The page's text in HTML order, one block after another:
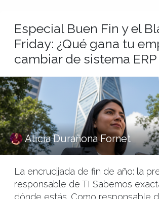
Especial Buen Fin y el
Friday: ¿Qué gana tu
cambiar de sistema ERP
Alicia Durañona Fornet
La encrucijada de fin de año: la
responsable de TI Sabemos
dónde estás. Como responsable